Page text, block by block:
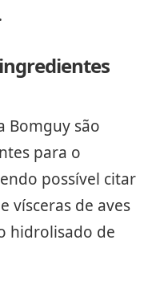
Bomguy são
para o
possível citar
vísceras de aves
hidrolisado de